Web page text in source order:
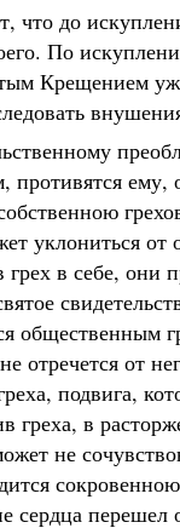
что до
По
Крещением
противятся
уклониться от
в себе, они
общественным
отречется от
подвига,
греха, в
не
сердца перешел